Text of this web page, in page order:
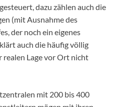
dazu zählen auch die
(mit Ausnahme des
der noch ein eigenes
auch die häufig völlig
realen Lage vor Ort nicht
mit 200 bis 400